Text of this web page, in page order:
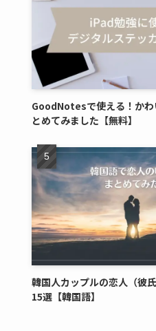
GoodNotesで使える！かわ
とめてみました【無料】
韓国人カップルの恋人（彼
15選【韓国語】